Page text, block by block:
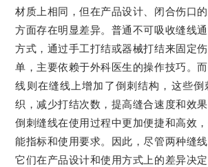
材质上相同，但在产品设计、闭合伤口
方面存在明显差异。普通不可吸收缝线
方式，通过手工打结或器械打结来固定
单，主要依赖于外科医生的操作技巧。
线则在缝线上增加了倒刺结构，这些倒
织，减少打结次数，提高缝合速度和效
倒刺缝线在使用过程中更加便捷和高效
能指标和使用要求。因此，尽管两种缝
它们在产品设计和使用方式上的差异决